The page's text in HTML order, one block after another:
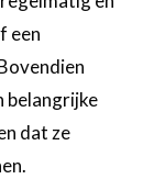
een
belangrijke
dat ze